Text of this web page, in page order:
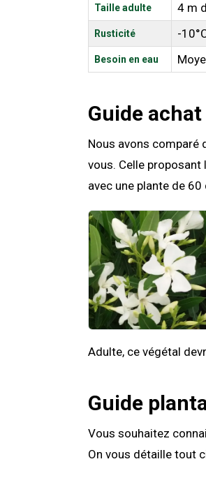
Taille adulte 4 m
Rusticité -
Besoin en eau
Guide achat
Nous avons comparé
vous. Celle
avec une plante de
Adulte, ce végétal
Guide
Vous souhaitez
On vous détaille tout